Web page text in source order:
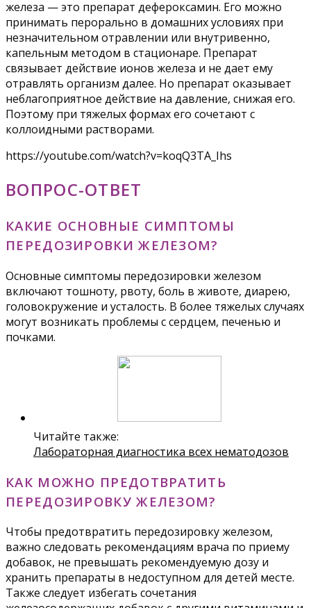
железа — это препарат дефероксамин. Его можно
принимать перорально в домашних условиях при
незначительном отравлении или внутривенно,
капельным методом в стационаре. Препарат
связывает действие ионов железа и не дает ему
отравлять организм далее. Но препарат оказывает
неблагоприятное действие на давление, снижая его.
Поэтому при тяжелых формах его сочетают с
коллоидными растворами.
https://youtube.com/watch?v=koqQ3TA_Ihs
ВОПРОС-ОТВЕТ
КАКИЕ ОСНОВНЫЕ СИМПТОМЫ
ПЕРЕДОЗИРОВКИ ЖЕЛЕЗОМ?
Основные симптомы передозировки железом
включают тошноту, рвоту, боль в животе, диарею,
головокружение и усталость. В более тяжелых случаях
могут возникать проблемы с сердцем, печенью и
почками.
Читайте также:
Лабораторная диагностика всех нематодозов
КАК МОЖНО ПРЕДОТВРАТИТЬ
ПЕРЕДОЗИРОВКУ ЖЕЛЕЗОМ?
Чтобы предотвратить передозировку железом,
важно следовать рекомендациям врача по приему
добавок, не превышать рекомендуемую дозу и
хранить препараты в недоступном для детей месте.
Также следует избегать сочетания